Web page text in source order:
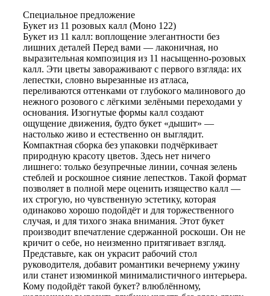
Специальное предложение
Букет из 11 розовых калл (Моно 122)
Букет из 11 калл: воплощение элегантности без
лишних деталей Перед вами — лаконичная, но
выразительная композиция из 11 насыщенно-розовых
калл. Эти цветы завораживают с первого взгляда: их
лепестки, словно вырезанные из атласа,
переливаются оттенками от глубокого малинового до
нежного розового с лёгкими зелёными переходами у
основания. Изогнутые формы калл создают
ощущение движения, будто букет «дышит» —
настолько живо и естественно он выглядит.
Компактная сборка без упаковки подчёркивает
природную красоту цветов. Здесь нет ничего
лишнего: только безупречные линии, сочная зелень
стеблей и роскошное сияние лепестков. Такой формат
позволяет в полной мере оценить изящество калл —
их строгую, но чувственную эстетику, которая
одинаково хорошо подойдёт и для торжественного
случая, и для тихого знака внимания. Этот букет
производит впечатление сдержанной роскоши. Он не
кричит о себе, но неизменно притягивает взгляд.
Представьте, как он украсит рабочий стол
руководителя, добавит романтики вечернему ужину
или станет изюминкой минималистичного интерьера.
Кому подойдёт такой букет? влюблённому,